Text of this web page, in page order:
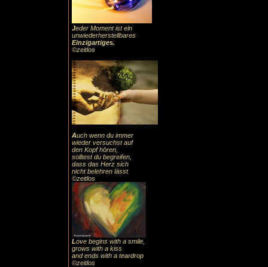
Jeder Moment ist ein
unwiederherstellbares
Einzigartiges.
©zeitlos
Auch wenn du immer
wieder versuchst auf
den Kopf hören,
solltest du begreifen,
dass das Herz sich
nicht belehren lässt
©zeitlos
Love begins with a smile,
grows with a kiss
and ends with a teardrop
©zeitlos